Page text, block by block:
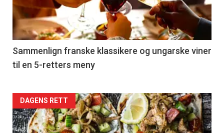
nå
-
5
Sammenlign franske klassikere og ungarske viner
til en 5-retters meny
Forsiden
akkurat
DAGENS RETT